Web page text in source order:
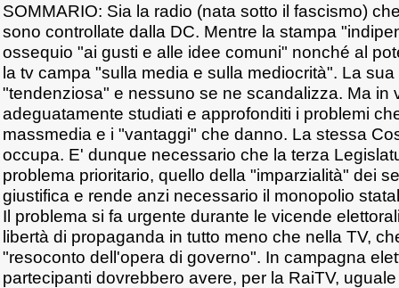
SOMMARIO: Sia la radio (nata sotto il fascismo)
sono controllate dalla DC. Mentre la stampa
ossequio "ai gusti e alle idee comuni" nonché al
la tv campa "sulla media e sulla mediocrità". La
"tendenziosa" e nessuno se ne scandalizza. Ma in
adeguatamente studiati e approfonditi i problemi
massmedia e i "vantaggi" che danno. La stessa
occupa. E' dunque necessario che la terza
problema prioritario, quello della "imparzialità" dei
giustifica e rende anzi necessario il monopolio
Il problema si fa urgente durante le vicende
libertà di propaganda in tutto meno che nella TV,
"resoconto dell'opera di governo". In campagna
partecipanti dovrebbero avere, per la RaiTV,